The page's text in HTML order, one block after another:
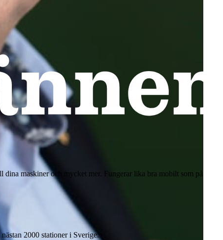
maskiner och mycket mer. Fungerar lika bra mobilt som på
2000 stationer i Sverige.